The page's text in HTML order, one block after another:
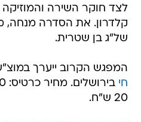
לצד חוקר השירה והמוזיקה
קלדרון. את הסדרה מנחה,
של"ג בן שטרית.
המפגש הקרוב ייערך במוצ"ש בשעה
חי
20 ש"ח.